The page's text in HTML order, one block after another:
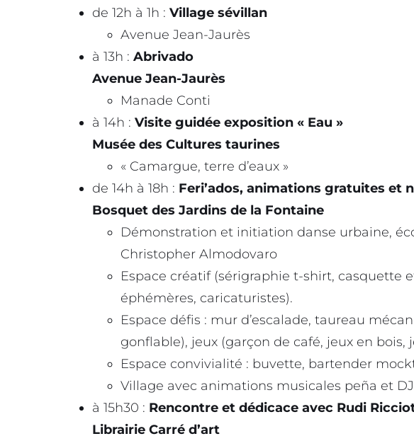
de 12h à 1h : Village sévillan
Avenue Jean-Jaurès
à 13h : Abrivado
Avenue Jean-Jaurès
Manade Conti
à 14h : Visite guidée exposition « Eau »
Musée des Cultures taurines
« Camargue, terre d’eaux »
de 14h à 18h : Feri’ados, animations gratuites et
Bosquet des Jardins de la Fontaine
Démonstration et initiation danse urbaine,
Christopher Almodovaro
Espace créatif (sérigraphie t-shirt, casquette
éphémères, caricaturistes).
Espace défis : mur d’escalade, taureau
gonflable), jeux (garçon de café, jeux en bois,
Espace convivialité : buvette, bartender
Village avec animations musicales peña et
à 15h30 : Rencontre et dédicace avec Rudi
Librairie Carré d’art